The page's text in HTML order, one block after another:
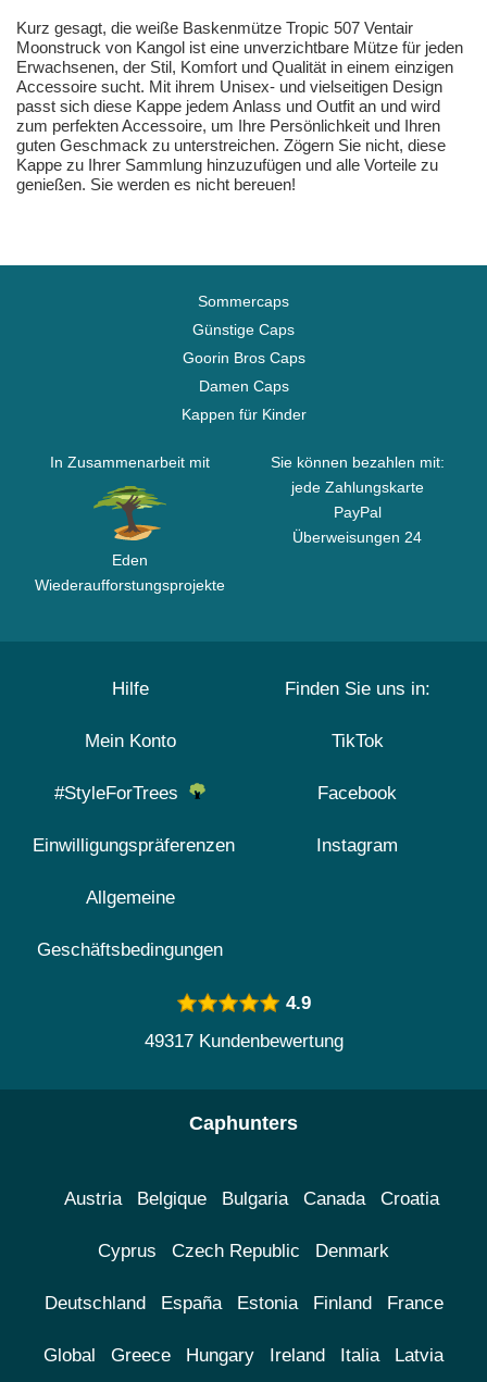
Kurz gesagt, die weiße Baskenmütze Tropic 507 Ventair
Moonstruck von Kangol ist eine unverzichtbare Mütze für jeden
Erwachsenen, der Stil, Komfort und Qualität in einem einzigen
Accessoire sucht. Mit ihrem Unisex- und vielseitigen Design
passt sich diese Kappe jedem Anlass und Outfit an und wird
zum perfekten Accessoire, um Ihre Persönlichkeit und Ihren
guten Geschmack zu unterstreichen. Zögern Sie nicht, diese
Kappe zu Ihrer Sammlung hinzuzufügen und alle Vorteile zu
genießen. Sie werden es nicht bereuen!
Sommercaps
Günstige Caps
Goorin Bros Caps
Damen Caps
Kappen für Kinder
In Zusammenarbeit mit
Eden
Wiederaufforstungsprojekte
Sie können bezahlen mit:
jede Zahlungskarte
PayPal
Überweisungen 24
Hilfe
Mein Konto
#StyleForTrees
Einwilligungspräferenzen
Allgemeine
Geschäftsbedingungen
Finden Sie uns in:
TikTok
Facebook
Instagram
4.9
49317 Kundenbewertung
Caphunters
Austria Belgique Bulgaria Canada Croatia
Cyprus Czech Republic Denmark
Deutschland España Estonia Finland France
Global Greece Hungary Ireland Italia Latvia